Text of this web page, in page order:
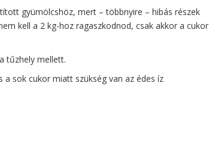
gyümölcshöz, mert – többnyire – hibás részek
kell a 2 kg-hoz ragaszkodnod, csak akkor a cukor
tűzhely mellett.
sok cukor miatt szükség van az édes íz